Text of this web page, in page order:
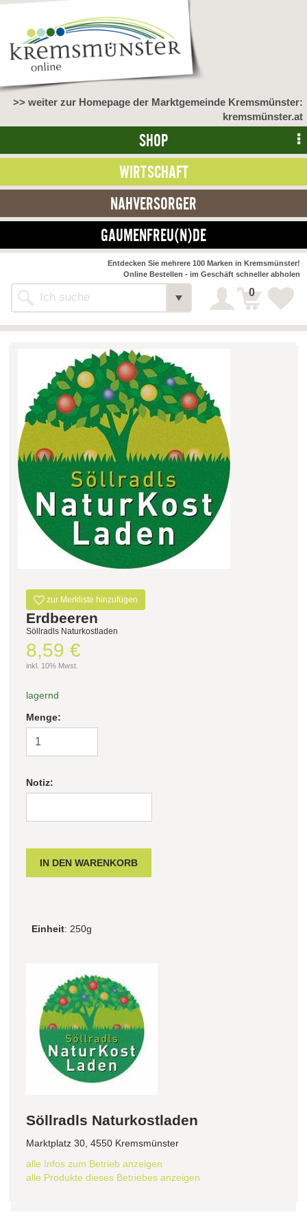
>> weiter zur Homepage der Marktgemeinde Kremsmünster:
kremsmünster.at
SHOP
WIRTSCHAFT
NAHVERSORGER
GAUMENFREU(N)DE
Alle Webseiten
Entdecken Sie mehrere 100 Marken in Kremsmünster!
Online Bestellen - im Geschäft schneller abholen
0
NAHVERSORGER
>> Bauernmarkt << Detail
Bäckerei-Konditorei-Café
Biohof Öllinger Detail
Fleischerei Hüthmayr Detail
Hofladen Hoffelner Detail
Kuglbauer - Familie Bischof
La Toscana Anita Wolf e.U. Detail
Söllradls Naturkostladen Detail
Stiftsgärtnerei Detail
Weinkellerei Stift
Kremsmünster
Detail
KATEGORIE
Filter zurücksetzen
zur Merkliste hinzufügen
Erdbeeren
Söllradls Naturkostladen
8,59 €
inkl. 10% Mwst.
lagernd
Menge:
Notiz:
Einheit: 250g
Söllradls Naturkostladen
Marktplatz 30, 4550 Kremsmünster
alle Infos zum Betrieb anzeigen
alle Produkte dieses Betriebes anzeigen